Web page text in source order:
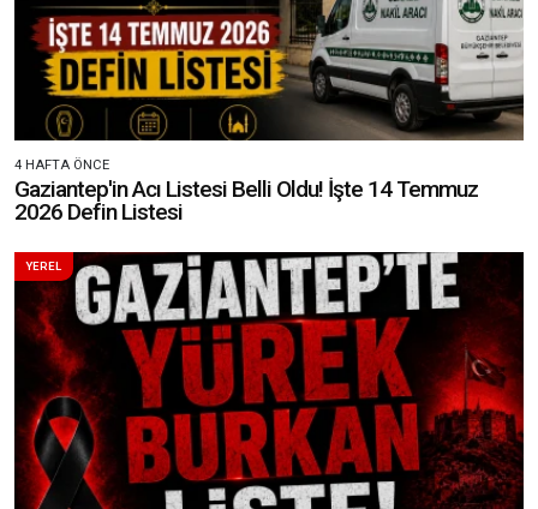
4 HAFTA ÖNCE
Gaziantep'in Acı Listesi Belli Oldu! İşte 14 Temmuz
2026 Defin Listesi
YEREL